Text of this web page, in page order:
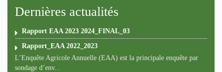
Dernières actualités
Rapport EAA 2023 2024_FINAL_03
Rapport_EAA 2022_2023
L’Enquête Agricole Annuelle (EAA) est la principale enquête par
sondage d’env...